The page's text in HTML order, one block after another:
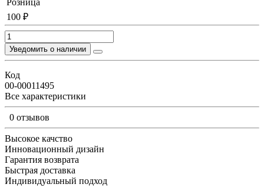
100 ₽
Уведомить о наличии
Код
00-00011495
Все характеристики
0 отзывов
Высокое качство
Инновационный дизайн
Гарантия возврата
Быстрая доставка
Индивидуальный подход